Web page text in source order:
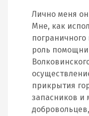
Лично меня
Мне, как
пограничного
роль
прикрытия
запасников и